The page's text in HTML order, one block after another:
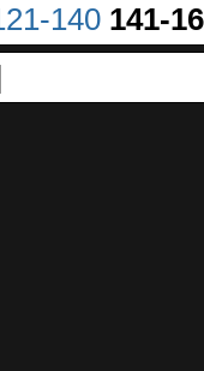
140 141-